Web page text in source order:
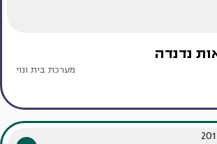
נדנדה
מערכת בית ונוי